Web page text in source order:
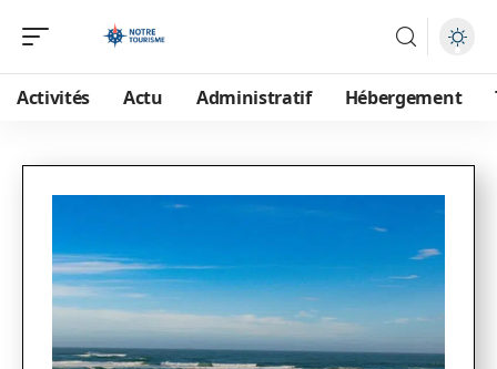
Activités Actu Administratif Hébergement